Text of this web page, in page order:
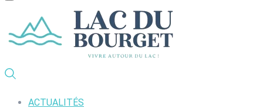
ACTUALITÉS